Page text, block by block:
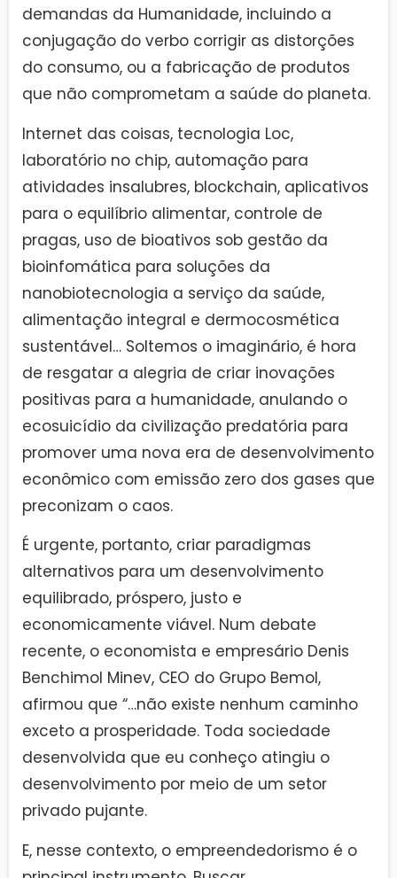
demandas da Humanidade, incluindo a
conjugação do verbo corrigir as distorções
do consumo, ou a fabricação de produtos
que não comprometam a saúde do planeta.
Internet das coisas, tecnologia Loc,
laboratório no chip, automação para
atividades insalubres, blockchain, aplicativos
para o equilíbrio alimentar, controle de
pragas, uso de bioativos sob gestão da
bioinfomática para soluções da
nanobiotecnologia a serviço da saúde,
alimentação integral e dermocosmética
sustentável… Soltemos o imaginário, é hora
de resgatar a alegria de criar inovações
positivas para a humanidade, anulando o
ecosuicídio da civilização predatória para
promover uma nova era de desenvolvimento
econômico com emissão zero dos gases que
preconizam o caos.
É urgente, portanto, criar paradigmas
alternativos para um desenvolvimento
equilibrado, próspero, justo e
economicamente viável. Num debate
recente, o economista e empresário Denis
Benchimol Minev, CEO do Grupo Bemol,
afirmou que “…não existe nenhum caminho
exceto a prosperidade. Toda sociedade
desenvolvida que eu conheço atingiu o
desenvolvimento por meio de um setor
privado pujante.
E, nesse contexto, o empreendedorismo é o